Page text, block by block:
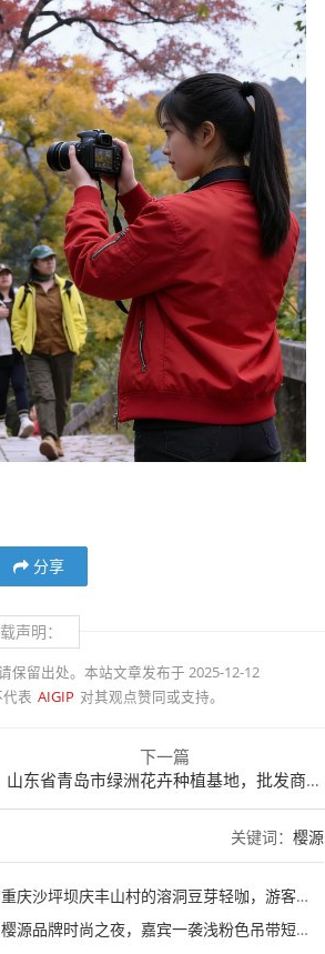
分享
声明：
保留出处。本站文章发布于 2025-12-12
表 AIGIP 对其观点赞同或支持。
下一篇
山东省青岛市绿洲花卉种植基地，批发商正在采购花卉
关键词： 樱源
重庆沙坪坝庆丰山村的溶洞豆芽轻咖，游客正在游览打卡
樱源品牌时尚之夜，嘉宾一袭浅粉色吊带短裙亮相